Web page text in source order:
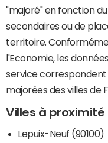
"majoré" en fonction
secondaires ou de
territoire.
l'Economie, les
service correspondent
majorées des villes de
Villes à
Lepuix-Neuf (90100)